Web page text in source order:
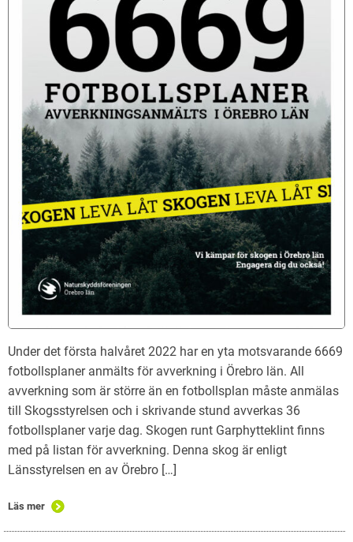
Under det första halvåret 2022 har en yta motsvarande 6669
fotbollsplaner anmälts för avverkning i Örebro län. All
avverkning som är större än en fotbollsplan måste anmälas
till Skogsstyrelsen och i skrivande stund avverkas 36
fotbollsplaner varje dag. Skogen runt Garphytteklint finns
med på listan för avverkning. Denna skog är enligt
Länsstyrelsen en av Örebro […]
Läs mer